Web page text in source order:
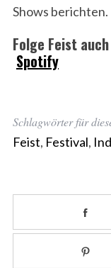
Shows berichten.
Folge Feist
Spotify
Schlagwörter für
Feist, Festival,